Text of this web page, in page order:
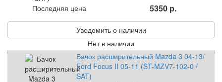
Последняя цена 5350 р.
Уведомить о наличии
Нет в наличии
Бачок расширительный Mazda 3 04-13/
Ford Focus II 05-11 (ST-MZV7-102-0 /
SAT)